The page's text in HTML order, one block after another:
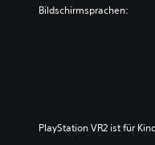
Bildschirmsprachen:
PlayStation VR2 ist für